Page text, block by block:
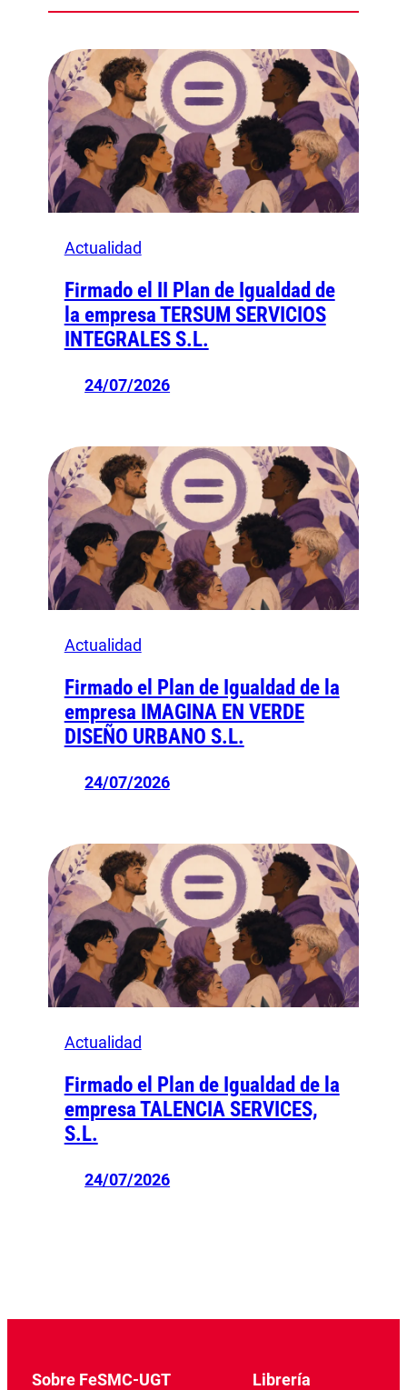
Actualidad
Firmado el II Plan de Igualdad de
la empresa TERSUM SERVICIOS
INTEGRALES S.L.
24/07/2026
Actualidad
Firmado el Plan de Igualdad de la
empresa IMAGINA EN VERDE
DISEÑO URBANO S.L.
24/07/2026
Actualidad
Firmado el Plan de Igualdad de la
empresa TALENCIA SERVICES,
S.L.
24/07/2026
Sobre FeSMC-UGT Librería